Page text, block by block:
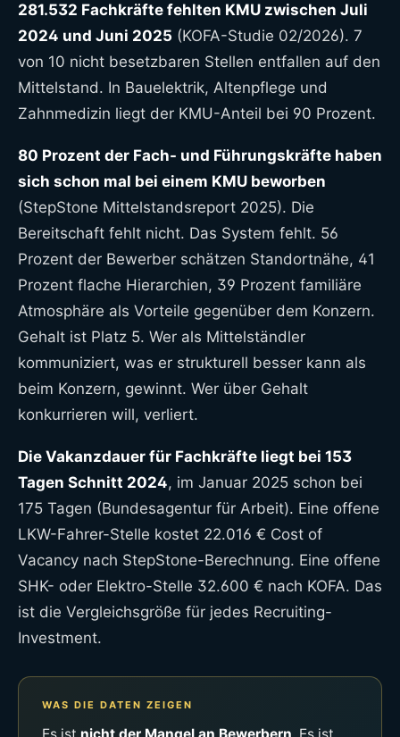
281.532 Fachkräfte fehlten KMU zwischen Juli
2024 und Juni 2025 (KOFA-Studie 02/2026). 7
von 10 nicht besetzbaren Stellen entfallen auf den
Mittelstand. In Bauelektrik, Altenpflege und
Zahnmedizin liegt der KMU-Anteil bei 90 Prozent.
80 Prozent der Fach- und Führungskräfte haben
sich schon mal bei einem KMU beworben
(StepStone Mittelstandsreport 2025). Die
Bereitschaft fehlt nicht. Das System fehlt. 56
Prozent der Bewerber schätzen Standortnähe, 41
Prozent flache Hierarchien, 39 Prozent familiäre
Atmosphäre als Vorteile gegenüber dem Konzern.
Gehalt ist Platz 5. Wer als Mittelständler
kommuniziert, was er strukturell besser kann als
beim Konzern, gewinnt. Wer über Gehalt
konkurrieren will, verliert.
Die Vakanzdauer für Fachkräfte liegt bei 153
Tagen Schnitt 2024, im Januar 2025 schon bei
175 Tagen (Bundesagentur für Arbeit). Eine offene
LKW-Fahrer-Stelle kostet 22.016 € Cost of
Vacancy nach StepStone-Berechnung. Eine offene
SHK- oder Elektro-Stelle 32.600 € nach KOFA. Das
ist die Vergleichsgröße für jedes Recruiting-
Investment.
WAS DIE DATEN ZEIGEN